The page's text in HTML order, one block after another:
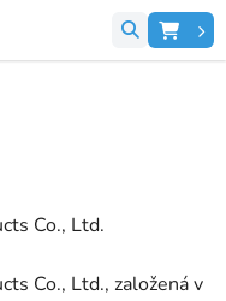
Hledat
Co., Ltd.
Co., Ltd., založená v